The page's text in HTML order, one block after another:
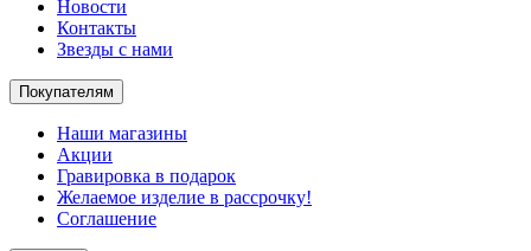
Новости
Контакты
Звезды с нами
Покупателям
Наши магазины
Акции
Гравировка в подарок
Желаемое изделие в рассрочку!
Соглашение